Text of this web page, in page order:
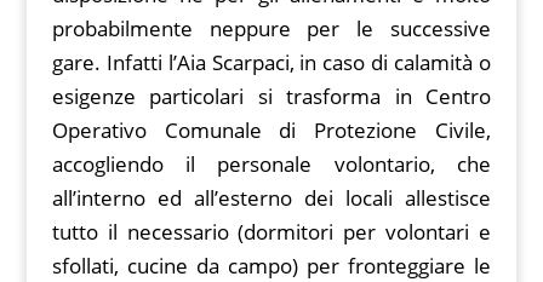
probabilmente neppure per le successive
gare. Infatti l’Aia Scarpaci, in caso di calamità o
esigenze particolari si trasforma in Centro
Operativo Comunale di Protezione Civile,
accogliendo il personale volontario, che
all’interno ed all’esterno dei locali allestisce
tutto il necessario (dormitori per volontari e
sfollati, cucine da campo) per fronteggiare le